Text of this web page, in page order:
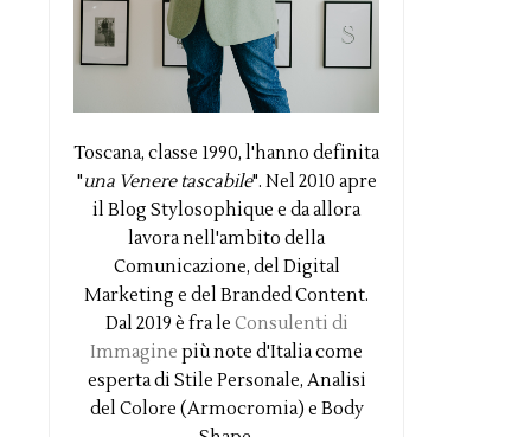
Toscana, classe 1990, l'hanno definita
"una Venere tascabile". Nel 2010 apre
il Blog Stylosophique e da allora
lavora nell'ambito della
Comunicazione, del Digital
Marketing e del Branded Content.
Dal 2019 è fra le Consulenti di
Immagine più note d'Italia come
esperta di Stile Personale, Analisi
del Colore (Armocromia) e Body